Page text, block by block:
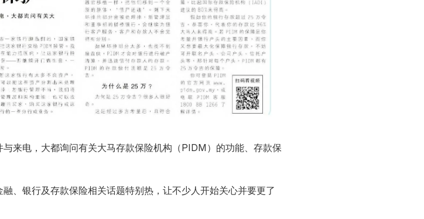
来电，大都询问有关大马存款保险机构（PIDM）的功能、存款保
、银行及存款保险相关话题特别热，让不少人开始关心并要更了